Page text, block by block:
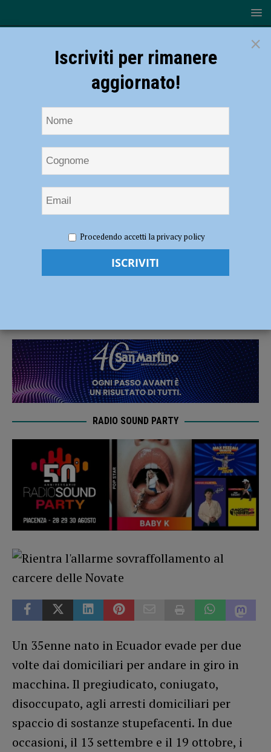
volte dai domiciliari, per un 35enne si spalancano le porte del carcere
Evade due volte dai domiciliari, per un
RADIO SOUND PARTY
Un 35enne nato in Ecuador evade per due
volte dai domiciliari per andare in giro in
macchina. Il pregiudicato, coniugato,
disoccupato, agli arresti domiciliari per
spaccio di sostanze stupefacenti. In due
occasioni, il 13 settembre e il 19 ottobre, i
×
Iscriviti per rimanere
aggiornato!
Procedendo accetti la privacy policy